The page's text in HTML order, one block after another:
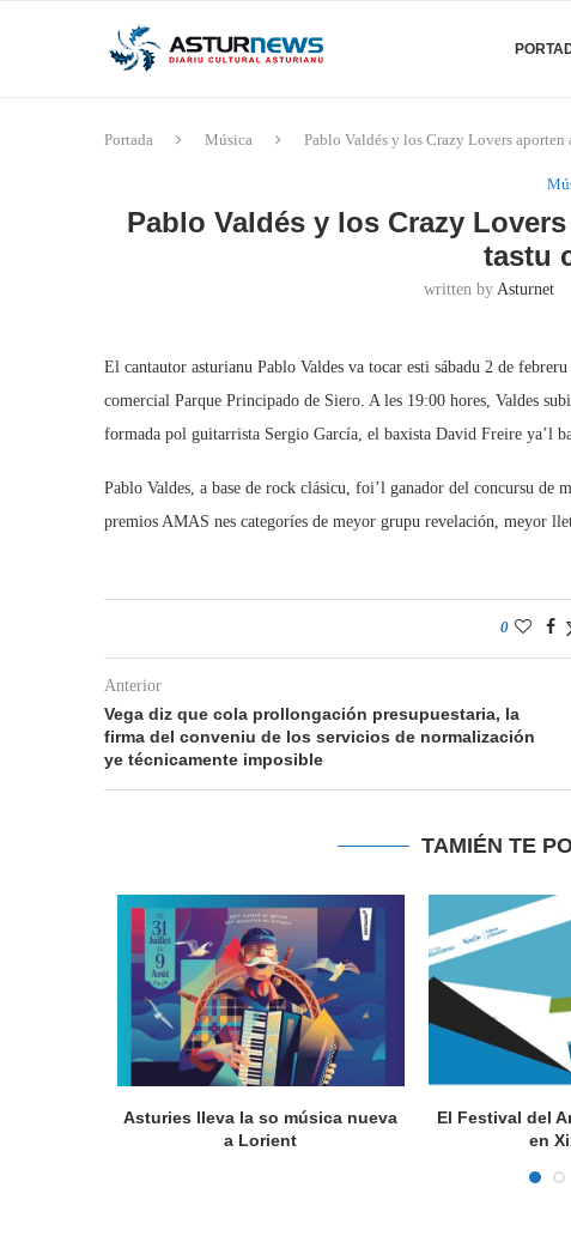
Portada Música Pablo Valdés y los Crazy Lovers
Pablo Valdés y los Crazy
tastu
written byAsturnet
El cantautor asturianu Pablo Valdes va tocar esti sábadu 2 de
comercial Parque Principado de Siero. A les 19:00 hores, Valdes
formada pol guitarrista Sergio García, el baxista David Freire ya’l
Pablo Valdes, a base de rock clásicu, foi’l ganador del concursu de
premios AMAS nes categoríes de meyor grupu revelación, meyor
0
Anterior
Vega diz que cola prollongación presupuestaria, la
firma del conveniu de los servicios de normalización
ye técnicamente imposible
TAMIÉN TE
Asturies lleva la so música nueva
a Lorient
El Festival del
en